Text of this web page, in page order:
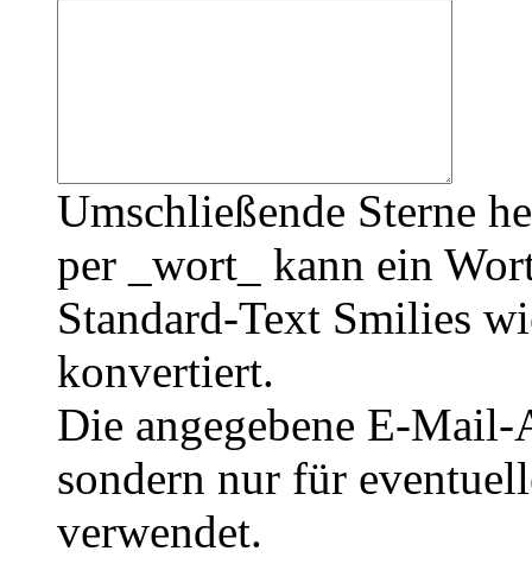
Umschließende Sterne
per _wort_ kann ein
Standard-Text Smilies
konvertiert.
Die angegebene E-
sondern nur für
verwendet.